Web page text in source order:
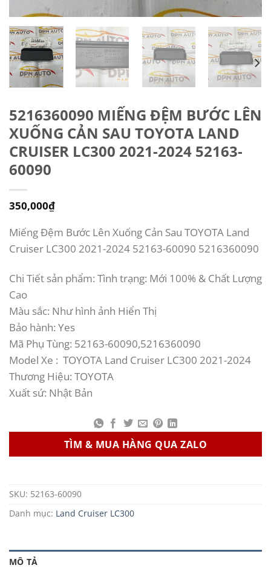
5216360090 MIẾNG ĐỆM BƯỚC LÊN
XUỐNG CẢN SAU TOYOTA LAND
CRUISER LC300 2021-2024 52163-
60090
350,000₫
Miếng Đệm Bước Lên Xuống Cản Sau TOYOTA Land
Cruiser LC300 2021-2024 52163-60090 5216360090
Chi Tiết sản phẩm: Tình trạng: Mới 100% & Chất Lượng
Cao
Màu sắc: Như hình ảnh Hiển Thị
Bảo hành: Yes
Mã Phụ Tùng: 52163-60090,5216360090
Model Xe : TOYOTA Land Cruiser LC300 2021-2024
Thương Hiệu: TOYOTA
Xuất sứ: Nhật Bản
TÌM & MUA HÀNG QUA ZALO
SKU: 52163-60090
Danh mục: Land Cruiser LC300
MÔ TẢ